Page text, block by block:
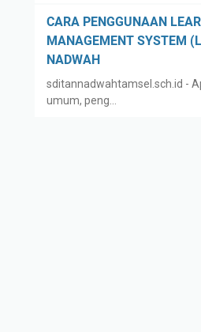
A
S
N
A
T
R
Y
CARA PENGGUNAAN
MANAGEMENT SYSTEM
NADWAH
sditannadwahtamsel.sch.id -
umum, peng…